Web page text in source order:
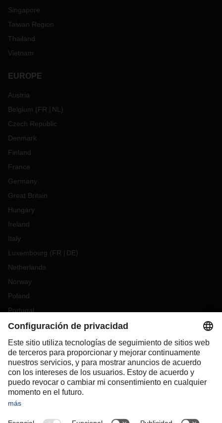
Singapore
Taiwan Region
Thailand
Vietnam
EUROPE
Austria
Belgium (FR NL )
Czech Republic
Denmark
Finland
France
Germany
Great Britain
Hungary
Ireland
Italy
Luxembourg (FR DE)
Netherlands
Norway
Poland
Portugal
Romania
Slovakia
Spain
Sweden
Switzerland(DE FR)
Turkey
OCEANIA